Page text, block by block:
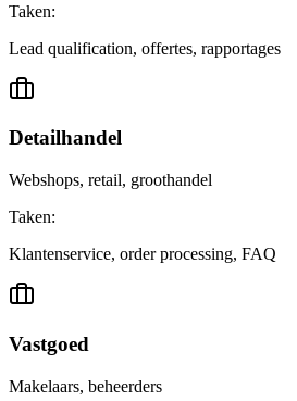
Taken:
Lead qualification, offertes, rapportages
Detailhandel
Webshops, retail, groothandel
Taken:
Klantenservice, order processing, FAQ
Vastgoed
Makelaars, beheerders